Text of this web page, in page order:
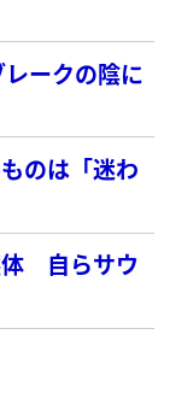
ークの陰に
のは「迷わ
体 自らサウ